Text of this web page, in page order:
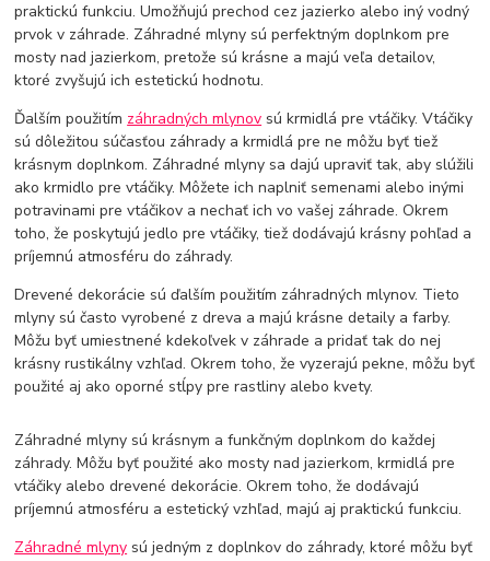
praktickú funkciu. Umožňujú prechod cez jazierko alebo iný vodný
prvok v záhrade. Záhradné mlyny sú perfektným doplnkom pre
mosty nad jazierkom, pretože sú krásne a majú veľa detailov,
ktoré zvyšujú ich estetickú hodnotu.
Ďalším použitím záhradných mlynov sú krmidlá pre vtáčiky. Vtáčiky
sú dôležitou súčasťou záhrady a krmidlá pre ne môžu byť tiež
krásnym doplnkom. Záhradné mlyny sa dajú upraviť tak, aby slúžili
ako krmidlo pre vtáčiky. Môžete ich naplniť semenami alebo inými
potravinami pre vtáčikov a nechať ich vo vašej záhrade. Okrem
toho, že poskytujú jedlo pre vtáčiky, tiež dodávajú krásny pohľad a
príjemnú atmosféru do záhrady.
Drevené dekorácie sú ďalším použitím záhradných mlynov. Tieto
mlyny sú často vyrobené z dreva a majú krásne detaily a farby.
Môžu byť umiestnené kdekoľvek v záhrade a pridať tak do nej
krásny rustikálny vzhľad. Okrem toho, že vyzerajú pekne, môžu byť
použité aj ako oporné stĺpy pre rastliny alebo kvety.
Záhradné mlyny sú krásnym a funkčným doplnkom do každej
záhrady. Môžu byť použité ako mosty nad jazierkom, krmidlá pre
vtáčiky alebo drevené dekorácie. Okrem toho, že dodávajú
príjemnú atmosféru a estetický vzhľad, majú aj praktickú funkciu.
Záhradné mlyny sú jedným z doplnkov do záhrady, ktoré môžu byť